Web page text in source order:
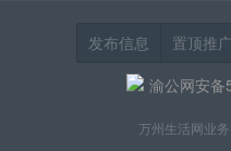
发布信息 置顶推广
渝公网安
万州生活网业